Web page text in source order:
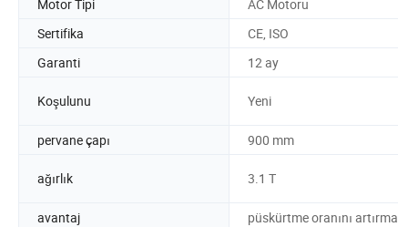
Motor Tipi
AC Motoru
Sertifika
CE, ISO
Garanti
12 ay
Koşulunu Yeni
pervane çapı
900 mm
ağırlık 3.1 T
avantaj
püskürtme oranını artırma